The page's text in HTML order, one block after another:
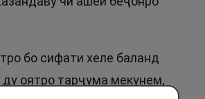
бо сифати хеле баланд
оятро тарҷума мекунем,